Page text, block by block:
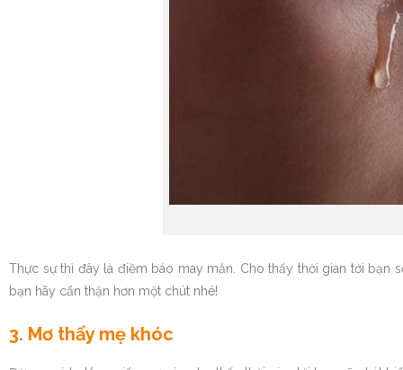
Thực sự thì đây là điềm báo may mắn. Cho thấy thời gian tới bạn
bạn hãy cẩn thận hơn một chút nhé!
3. Mơ thấy mẹ khóc